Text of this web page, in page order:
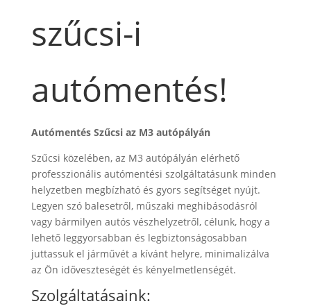
szűcsi-i
autómentés!
Autómentés Szűcsi az M3 autópályán
Szűcsi közelében, az M3 autópályán elérhető
professzionális autómentési szolgáltatásunk minden
helyzetben megbízható és gyors segítséget nyújt.
Legyen szó balesetről, műszaki meghibásodásról
vagy bármilyen autós vészhelyzetről, célunk, hogy a
lehető leggyorsabban és legbiztonságosabban
juttassuk el járművét a kívánt helyre, minimalizálva
az Ön időveszteségét és kényelmetlenségét.
Szolgáltatásaink: